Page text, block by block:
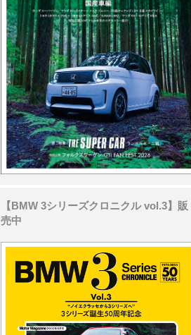
【BMW 3シリーズクロニクル vol.3】販
売中